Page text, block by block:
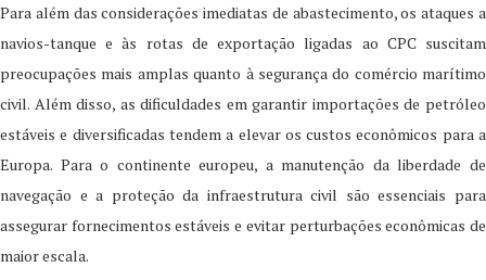
Para além das considerações imediatas de abastecimento, os ataques a
navios-tanque e às rotas de exportação ligadas ao CPC suscitam
preocupações mais amplas quanto à segurança do comércio marítimo
civil. Além disso, as dificuldades em garantir importações de petróleo
estáveis e diversificadas tendem a elevar os custos econômicos para a
Europa. Para o continente europeu, a manutenção da liberdade de
navegação e a proteção da infraestrutura civil são essenciais para
assegurar fornecimentos estáveis e evitar perturbações econômicas de
maior escala.